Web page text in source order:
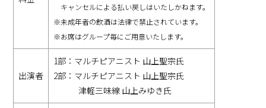
キャンセルによる払い戻しはいたしかねます。
※未成年者の飲酒は法律で禁止されています。
※お席はグループ毎にご用意いたします。
出演者
1部：マルチピアニスト 山上聖宗氏
2部：マルチピアニスト 山上聖宗氏
津軽三味線 山上みゆき氏